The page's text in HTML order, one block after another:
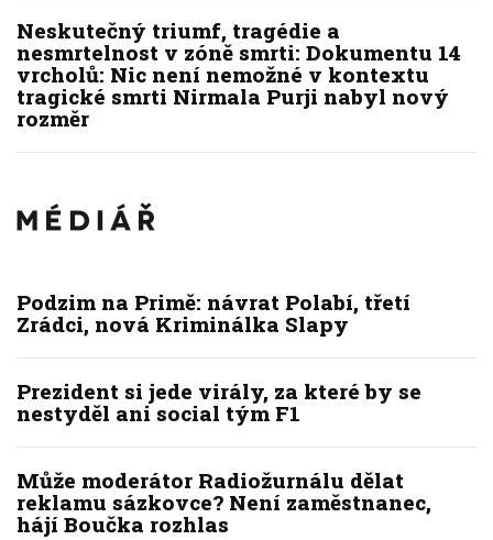
Neskutečný triumf, tragédie a
nesmrtelnost v zóně smrti: Dokumentu 14
vrcholů: Nic není nemožné v kontextu
tragické smrti Nirmala Purji nabyl nový
rozměr
Podzim na Primě: návrat Polabí, třetí
Zrádci, nová Kriminálka Slapy
Prezident si jede virály, za které by se
nestyděl ani social tým F1
Může moderátor Radiožurnálu dělat
reklamu sázkovce? Není zaměstnanec,
hájí Boučka rozhlas